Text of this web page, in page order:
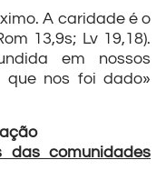
A caridade é o
13,9s; Lv 19,18).
em nossos
que nos foi dado»
das comunidades